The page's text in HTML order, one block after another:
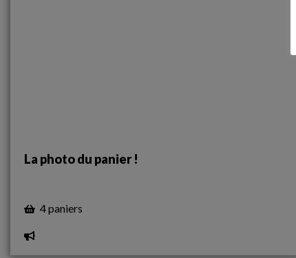
La photo du panier !
4 paniers